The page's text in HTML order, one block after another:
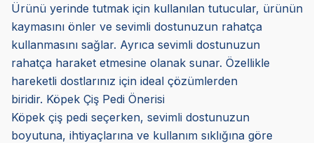
Ürünü yerinde tutmak için kullanılan tutucular, ürünün
kaymasını önler ve sevimli dostunuzun rahatça
kullanmasını sağlar. Ayrıca sevimli dostunuzun
rahatça haraket etmesine olanak sunar. Özellikle
hareketli dostlarınız için ideal çözümlerden
biridir. Köpek Çiş Pedi Önerisi
Köpek çiş pedi seçerken, sevimli dostunuzun
boyutuna, ihtiyaçlarına ve kullanım sıklığına göre